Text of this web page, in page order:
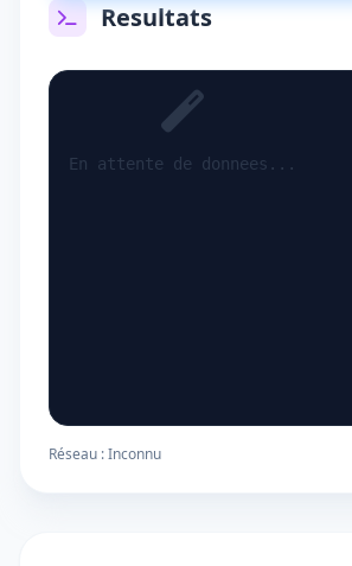
Resultats
En attente de donnees...
Réseau :Inconnu